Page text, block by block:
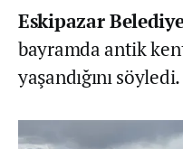
Eskipazar
bayramda antik
yaşandığını söyledi.